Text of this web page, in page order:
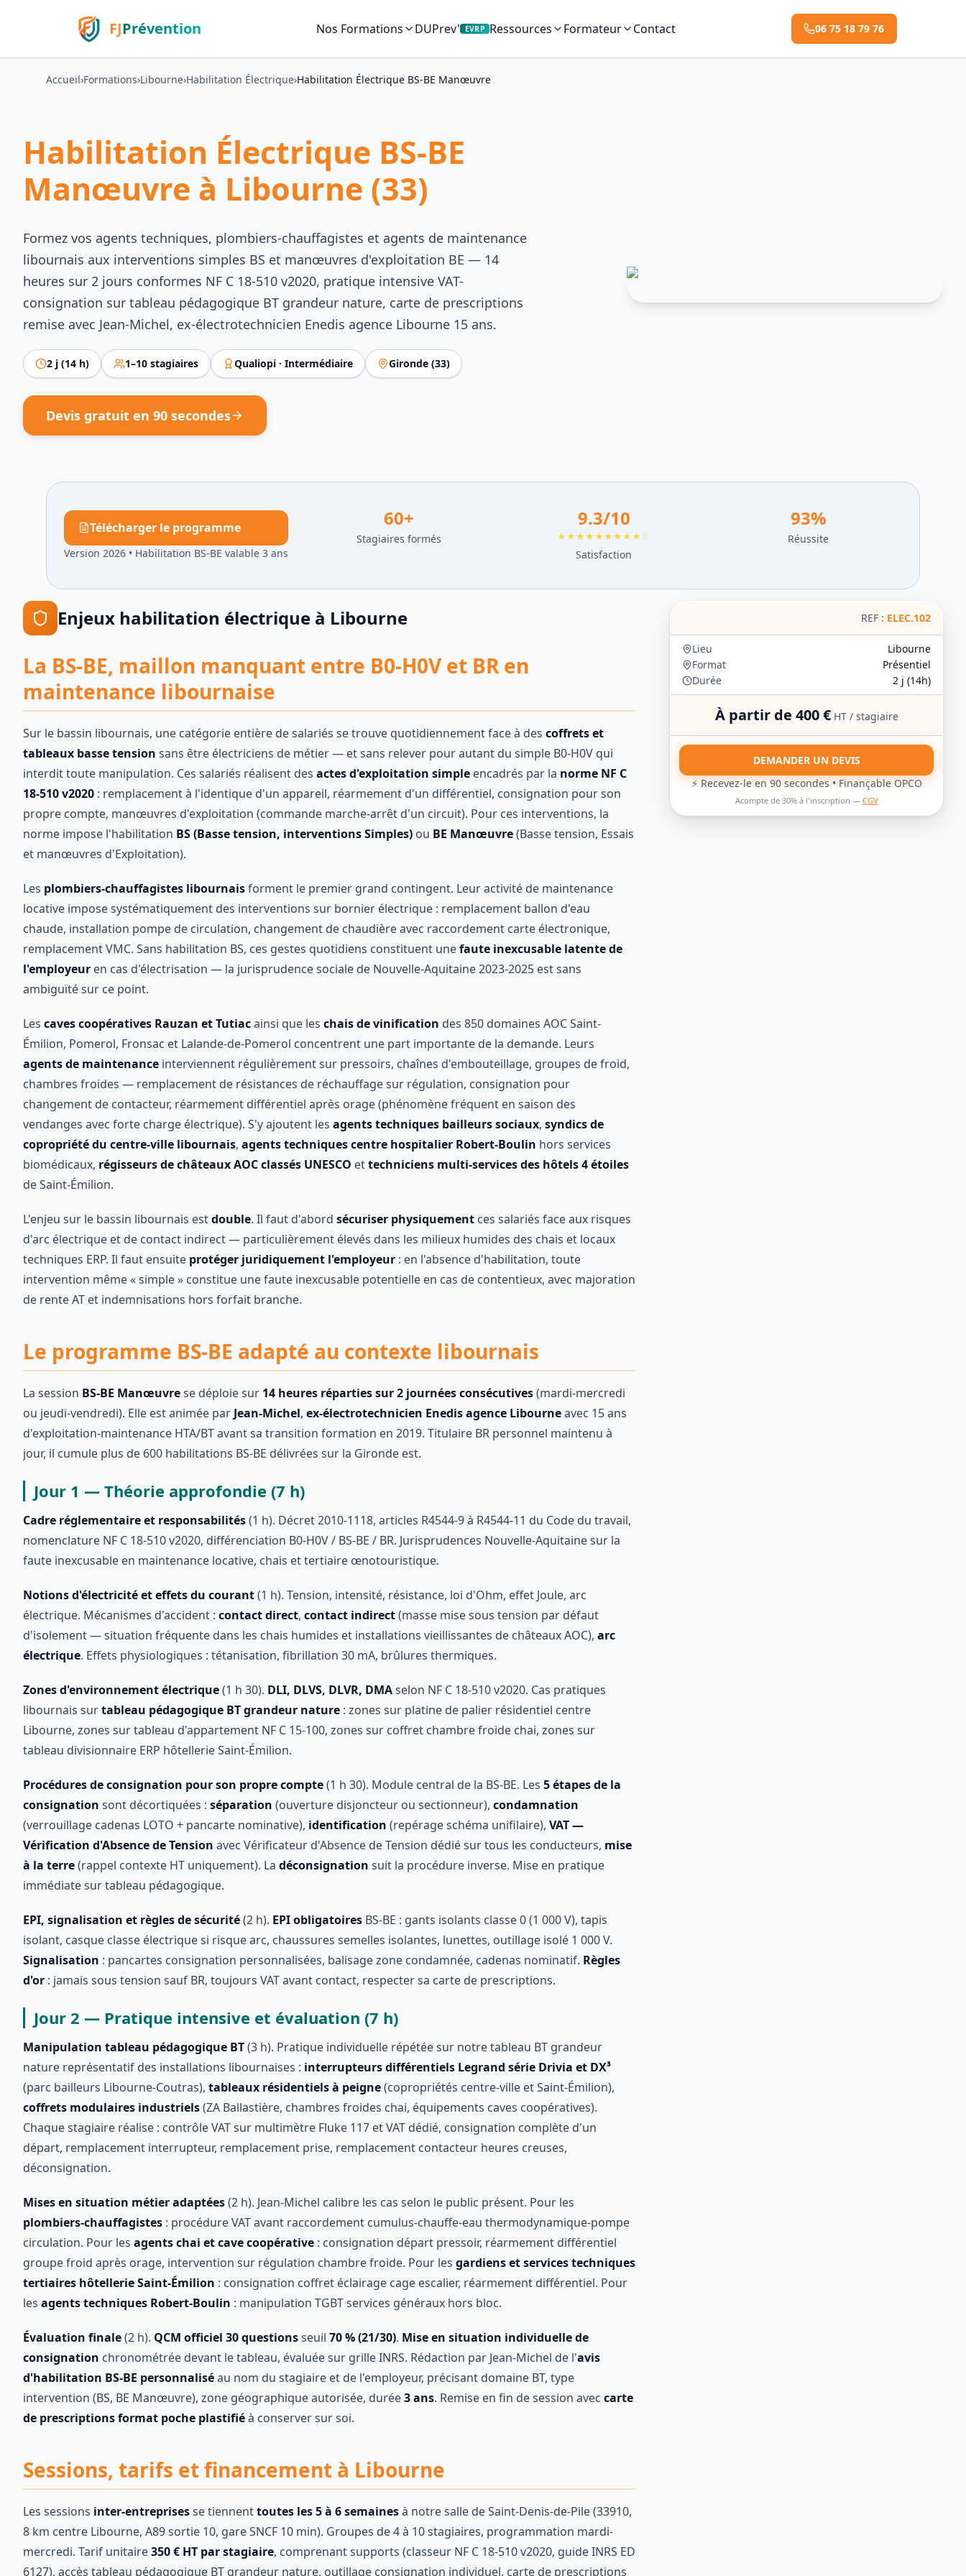
FJPrévention Nos Formations DUPrev' EVRP Ressources Formateur Contact 06 75 18 79 76
Accueil›Formations›Libourne›Habilitation Électrique›Habilitation Électrique BS-BE Manœuvre
Habilitation Électrique BS-BE
Manœuvre à Libourne (33)
Formez vos agents techniques, plombiers-chauffagistes et agents de maintenance
libournais aux interventions simples BS et manœuvres d'exploitation BE — 14
heures sur 2 jours conformes NF C 18-510 v2020, pratique intensive VAT-
consignation sur tableau pédagogique BT grandeur nature, carte de prescriptions
remise avec Jean-Michel, ex-électrotechnicien Enedis agence Libourne 15 ans.
2 j (14 h) 1–10 stagiaires Qualiopi · Intermédiaire Gironde (33)
Devis gratuit en 90 secondes
Télécharger le programme
Version 2026 • Habilitation BS-BE valable 3 ans
60+
Stagiaires formés
9.3/10
★★★★★★★★★☆
Satisfaction
93%
Réussite
Enjeux habilitation électrique à Libourne
La BS-BE, maillon manquant entre B0-H0V et BR en
maintenance libournaise
Sur le bassin libournais, une catégorie entière de salariés se trouve quotidiennement face à des coffrets et
tableaux basse tension sans être électriciens de métier — et sans relever pour autant du simple B0-H0V qui
interdit toute manipulation. Ces salariés réalisent des actes d'exploitation simple encadrés par la norme NF C
18-510 v2020 : remplacement à l'identique d'un appareil, réarmement d'un différentiel, consignation pour son
propre compte, manœuvres d'exploitation (commande marche-arrêt d'un circuit). Pour ces interventions, la
norme impose l'habilitation BS (Basse tension, interventions Simples) ou BE Manœuvre(Basse tension, Essais
et manœuvres d'Exploitation).
Les plombiers-chauffagistes libournaisforment le premier grand contingent. Leur activité de maintenance
locative impose systématiquement des interventions sur bornier électrique : remplacement ballon d'eau
chaude, installation pompe de circulation, changement de chaudière avec raccordement carte électronique,
remplacement VMC. Sans habilitation BS, ces gestes quotidiens constituent unefaute inexcusable latente de
l'employeur en cas d'électrisation — la jurisprudence sociale de Nouvelle-Aquitaine 2023-2025 est sans
ambiguïté sur ce point.
Les caves coopératives Rauzan et Tutiacainsi que les chais de vinification des 850 domaines AOC Saint-
Émilion, Pomerol, Fronsac et Lalande-de-Pomerol concentrent une part importante de la demande. Leurs
agents de maintenance interviennent régulièrement sur pressoirs, chaînes d'embouteillage, groupes de froid,
chambres froides — remplacement de résistances de réchauffage sur régulation, consignation pour
changement de contacteur, réarmement différentiel après orage (phénomène fréquent en saison des
vendanges avec forte charge électrique). S'y ajoutent les agents techniques bailleurs sociaux, syndics de
copropriété du centre-ville libournais, agents techniques centre hospitalier Robert-Boulin hors services
biomédicaux, régisseurs de châteaux AOC classés UNESCO ettechniciens multi-services des hôtels 4 étoiles
de Saint-Émilion.
L'enjeu sur le bassin libournais estdouble. Il faut d'abord sécuriser physiquement ces salariés face aux risques
d'arc électrique et de contact indirect — particulièrement élevés dans les milieux humides des chais et locaux
techniques ERP. Il faut ensuite protéger juridiquement l'employeur : en l'absence d'habilitation, toute
intervention même « simple » constitue une faute inexcusable potentielle en cas de contentieux, avec majoration
de rente AT et indemnisations hors forfait branche.
Le programme BS-BE adapté au contexte libournais
La session BS-BE Manœuvrese déploie sur 14 heures réparties sur 2 journées consécutives(mardi-mercredi
ou jeudi-vendredi). Elle est animée par Jean-Michel, ex-électrotechnicien Enedis agence Libourneavec 15 ans
d'exploitation-maintenance HTA/BT avant sa transition formation en 2019. Titulaire BR personnel maintenu à
jour, il cumule plus de 600 habilitations BS-BE délivrées sur la Gironde est.
Jour 1 — Théorie approfondie (7 h)
Cadre réglementaire et responsabilités(1 h). Décret 2010-1118, articles R4544-9 à R4544-11 du Code du travail,
nomenclature NF C 18-510 v2020, différenciation B0-H0V / BS-BE / BR. Jurisprudences Nouvelle-Aquitaine sur la
faute inexcusable en maintenance locative, chais et tertiaire œnotouristique.
Notions d'électricité et effets du courant(1 h). Tension, intensité, résistance, loi d'Ohm, effet Joule, arc
électrique. Mécanismes d'accident : contact direct, contact indirect(masse mise sous tension par défaut
d'isolement — situation fréquente dans les chais humides et installations vieillissantes de châteaux AOC), arc
électrique. Effets physiologiques : tétanisation, fibrillation 30 mA, brûlures thermiques.
Zones d'environnement électrique(1 h 30). DLI, DLVS, DLVR, DMAselon NF C 18-510 v2020. Cas pratiques
libournais surtableau pédagogique BT grandeur nature : zones sur platine de palier résidentiel centre
Libourne, zones sur tableau d'appartement NF C 15-100, zones sur coffret chambre froide chai, zones sur
tableau divisionnaire ERP hôtellerie Saint-Émilion.
Procédures de consignation pour son propre compte(1 h 30). Module central de la BS-BE. Les 5 étapes de la
consignation sont décortiquées : séparation (ouverture disjoncteur ou sectionneur), condamnation
(verrouillage cadenas LOTO + pancarte nominative), identification (repérage schéma unifilaire), VAT —
Vérification d'Absence de Tension avec Vérificateur d'Absence de Tension dédié sur tous les conducteurs, mise
à la terre(rappel contexte HT uniquement). La déconsignation suit la procédure inverse. Mise en pratique
immédiate sur tableau pédagogique.
EPI, signalisation et règles de sécurité(2 h). EPI obligatoires BS-BE : gants isolants classe 0 (1 000 V), tapis
isolant, casque classe électrique si risque arc, chaussures semelles isolantes, lunettes, outillage isolé 1 000 V.
Signalisation : pancartes consignation personnalisées, balisage zone condamnée, cadenas nominatif. Règles
d'or : jamais sous tension sauf BR, toujours VAT avant contact, respecter sa carte de prescriptions.
Jour 2 — Pratique intensive et évaluation (7 h)
Manipulation tableau pédagogique BT(3 h). Pratique individuelle répétée sur notre tableau BT grandeur
nature représentatif des installations libournaises : interrupteurs différentiels Legrand série Drivia et DX³
(parc bailleurs Libourne-Coutras), tableaux résidentiels à peigne(copropriétés centre-ville et Saint-Émilion),
coffrets modulaires industriels(ZA Ballastière, chambres froides chai, équipements caves coopératives).
Chaque stagiaire réalise : contrôle VAT sur multimètre Fluke 117 et VAT dédié, consignation complète d'un
départ, remplacement interrupteur, remplacement prise, remplacement contacteur heures creuses,
déconsignation.
Mises en situation métier adaptées(2 h). Jean-Michel calibre les cas selon le public présent. Pour les
plombiers-chauffagistes : procédure VAT avant raccordement cumulus-chauffe-eau thermodynamique-pompe
circulation. Pour les agents chai et cave coopérative : consignation départ pressoir, réarmement différentiel
groupe froid après orage, intervention sur régulation chambre froide. Pour les gardiens et services techniques
tertiaires hôtellerie Saint-Émilion : consignation coffret éclairage cage escalier, réarmement différentiel. Pour
les agents techniques Robert-Boulin : manipulation TGBT services généraux hors bloc.
Évaluation finale(2 h). QCM officiel 30 questionsseuil 70 % (21/30). Mise en situation individuelle de
consignation chronométrée devant le tableau, évaluée sur grille INRS. Rédaction par Jean-Michel de l'avis
d'habilitation BS-BE personnaliséau nom du stagiaire et de l'employeur, précisant domaine BT, type
intervention (BS, BE Manœuvre), zone géographique autorisée, durée3 ans. Remise en fin de session avec carte
de prescriptions format poche plastifiéà conserver sur soi.
Sessions, tarifs et financement à Libourne
Les sessions inter-entreprisesse tiennenttoutes les 5 à 6 semainesà notre salle de Saint-Denis-de-Pile (33910,
8 km centre Libourne, A89 sortie 10, gare SNCF 10 min). Groupes de 4 à 10 stagiaires, programmation mardi-
mercredi. Tarif unitaire350 € HT par stagiaire, comprenant supports (classeur NF C 18-510 v2020, guide INRS ED
6127), accès tableau pédagogique BT grandeur nature, outillage consignation individuel, carte de prescriptions
REF : ELEC.102
Lieu
Libourne
Format
Présentiel
Durée
2 j (14h)
À partir de 400€ HT / stagiaire
DEMANDER UN DEVIS
⚡ Recevez-le en 90 secondes • Finançable OPCO
Acompte de 30% à l'inscription — CGV